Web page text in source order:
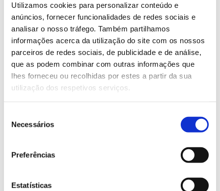
Utilizamos cookies para personalizar conteúdo e
anúncios, fornecer funcionalidades de redes sociais e
analisar o nosso tráfego. Também partilhamos
informações acerca da utilização do site com os nossos
parceiros de redes sociais, de publicidade e de análise,
que as podem combinar com outras informações que
lhes forneceu ou recolhidas por estes a partir da sua
utilização dos respetivos serviços.
Necessários
Preferências
Estatísticas
Saiba mais
13.07.2026
Genoma do priolo e de outras espécies em risco:
conhecer para conservar
Registar galhas de Trichi em acácia-das-espigas: